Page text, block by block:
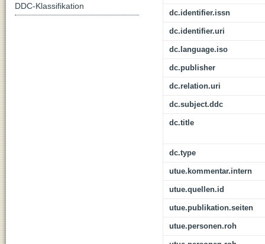
dc.identifier.issn
dc.identifier.uri
dc.language.iso
dc.publisher
dc.relation.uri
dc.subject.ddc
dc.title
dc.type
utue.kommentar.intern
utue.quellen.id
utue.publikation.seiten
utue.personen.roh
DDC-Klassifikation